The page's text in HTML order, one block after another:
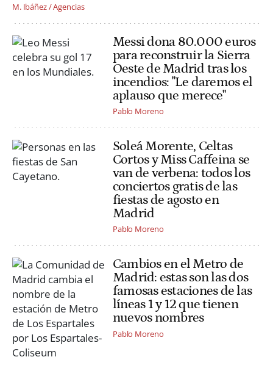
M. Ibáñez / Agencias
Messi dona 80.000 euros
para reconstruir la Sierra
Oeste de Madrid tras los
incendios: "Le daremos el
aplauso que merece"
Pablo Moreno
Soleá Morente, Celtas
Cortos y Miss Caffeina se
van de verbena: todos los
conciertos gratis de las
fiestas de agosto en
Madrid
Pablo Moreno
Cambios en el Metro de
Madrid: estas son las dos
famosas estaciones de las
líneas 1 y 12 que tienen
nuevos nombres
Pablo Moreno